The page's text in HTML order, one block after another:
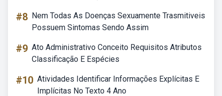
#8 Nem Todas As Doenças Sexuamente Trasmitiveis
Possuem Sintomas Sendo Assim
#9 Ato Administrativo Conceito Requisitos Atributos
Classificação E Espécies
#10 Atividades Identificar Informações Explícitas E
Implícitas No Texto 4 Ano